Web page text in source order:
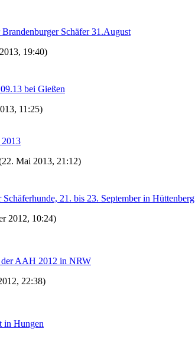
Schäfer 31.August
19:40)
bei Gießen
11:25)
Mai 2013, 21:12)
Schäferhunde, 21. bis 23. September in Hüttenberg
2012, 10:24)
der AAH 2012 in NRW
22:38)
in Hungen